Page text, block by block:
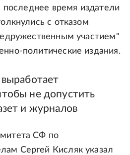
последнее время издатели
с отказом
участием"
политические издания.
выработает
не допустить
и журналов
СФ по
Сергей Кисляк указал